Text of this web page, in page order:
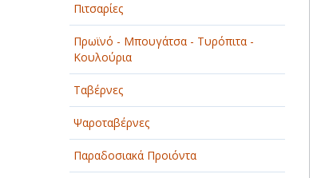
ΟΜΟΡΦΙΑ
ΠΑΡΟΧΗ ΥΠΗΡΕΣΙΩΝ
ΤΕΧΝΙΚΑ - ΚΑΤΑΣΚΕΥΑΣΤΙΚΑ
ΤΕΧΝΟΛΟΓΙΑ
ΥΓΕΙΑ - ΙΑΤΡΟΙ
Πιτσαρίες
Πρωϊνό - Μπουγάτσα - Τυρόπιτα -
Κουλούρια
Ταβέρνες
Ψαροταβέρνες
Παραδοσιακά Προιόντα